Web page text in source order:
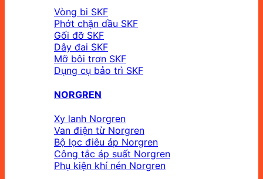
Vòng bi SKF
Phớt chặn dầu SKF
Gối đỡ SKF
Dây đai SKF
Mỡ bôi trơn SKF
Dụng cụ bảo trì SKF
NORGREN
Xy lanh Norgren
Van điện từ Norgren
Bộ lọc điêu áp Norgren
Công tắc áp suất Norgren
Phụ kiện khí nén Norgren